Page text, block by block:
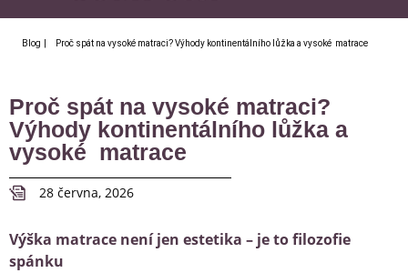
Blog | Proč spát na vysoké matraci? Výhody kontinentálního lůžka a vysoké matrace
Proč spát na vysoké matraci?
Výhody kontinentálního lůžka a
vysoké matrace
28 června, 2026
Výška matrace není jen estetika – je to filozofie
spánku